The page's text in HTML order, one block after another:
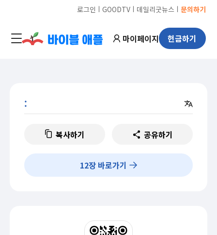
로그인 ㅣ GOODTVㅣ 데일리굿뉴스 ㅣ 문의하기
마이페이지 헌금하기
:
복사하기 공유하기
12장 바로가기